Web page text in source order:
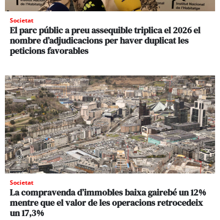
Societat
El parc públic a preu assequible triplica el 2026 el
nombre d’adjudicacions per haver duplicat les
peticions favorables
Societat
La compravenda d’immobles baixa gairebé un 12%
mentre que el valor de les operacions retrocedeix
un 17,3%